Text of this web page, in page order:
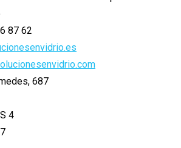
87 62
687
4